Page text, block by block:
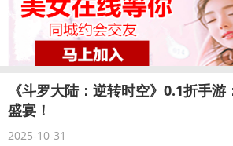
《斗罗大陆：逆转时空》0.1折手
盛宴！
2025-10-31